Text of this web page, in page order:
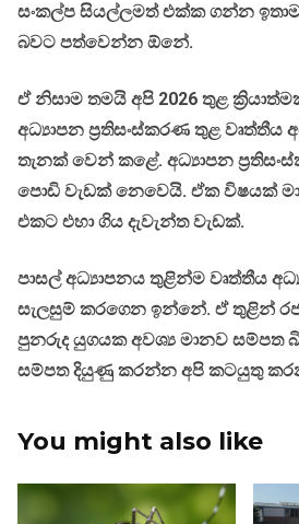
සංකල්ප සියල්ලමත් එක්ක ගන්න
බවට පත්වෙන්න ඕනේ.
ඒ නිසාම තමයි අපි 2026 තුළ
අධ්‍යාපන ප්‍රතිසංස්කරණ තුළ වෘත්තීය
තැනක් වෙන් කළේ. අධ්‍යාපන
පොඩි වැඩක් නෙවෙයි. ඒක විෂයක්
එකට එහා ගිය දැවැන්ත වැඩක්.
පාසල් අධ්‍යාපනය තුළින්ම වෘත්තීය
සැලසුම් කරගෙන ඉන්නේ. ඒ තුළින්
පුනරුද යුගයක අවශ්‍ය මානව සම්පත
සම්පත දියුණු කරන්න අපි කටයුතු
You might also like